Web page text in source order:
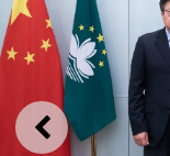
ANTERIOR